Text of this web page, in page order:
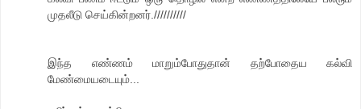
முதலீடு செய்கின்றனர்.//////////
இந்த எண்ணம் மாறும்போதுதான் தற்போதைய கல்வி
மேண்மையடையும்...